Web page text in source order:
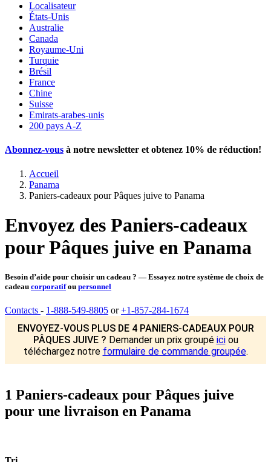
Localisateur
États-Unis
Australie
Canada
Royaume-Uni
Turquie
Brésil
France
Chine
Suisse
Emirats-arabes-unis
200 pays A-Z
Abonnez-vous à notre newsletter et obtenez 10% de réduction!
Accueil
Panama
Paniers-cadeaux pour Pâques juive to Panama
Envoyez des Paniers-cadeaux
pour Pâques juive en Panama
Besoin d’aide pour choisir un cadeau ? — Essayez notre système de choix de
cadeau corporatifou personnel
Contacts - 1-888-549-8805 or+1-857-284-1674
ENVOYEZ-VOUS PLUS DE 4 PANIERS-CADEAUX POUR
PÂQUES JUIVE ? Demander un prix groupé iciou
téléchargez notre formulaire de commande groupée.
1 Paniers-cadeaux pour Pâques juive
pour une livraison en Panama